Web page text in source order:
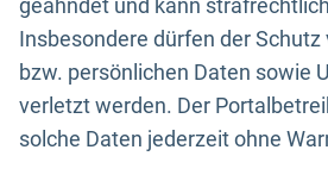
geahndet und kann
Insbesondere dürfen der Schutz
bzw. persönlichen Daten sowie
verletzt werden. Der
solche Daten jederzeit ohne